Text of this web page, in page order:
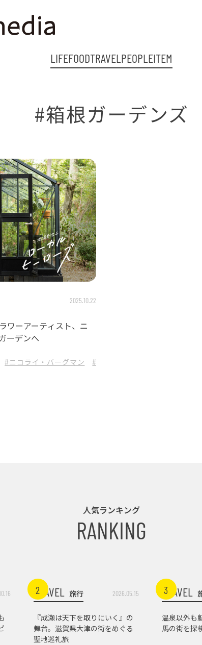
LIFEFOODTRAVELPEOPLEITEM
#箱根ガーデンズ
2025.10.22
ワーアーティスト、ニ
ーデンへ
#ニコライ・バーグマン #箱根ガーデンズ
人気ランキング
RANKING
2
TRAVEL 旅行 2026.05.15
『成瀬は天下を取りにいく』の
舞台。滋賀県大津の街をめぐる
聖地巡礼旅
3
TRAVEL
温泉以外も
馬の街を探